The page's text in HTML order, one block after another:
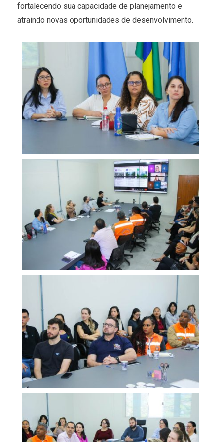
fortalecendo sua capacidade de planejamento e
atraindo novas oportunidades de desenvolvimento.